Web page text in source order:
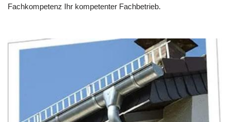
Fachkompetenz Ihr kompetenter Fachbetrieb.